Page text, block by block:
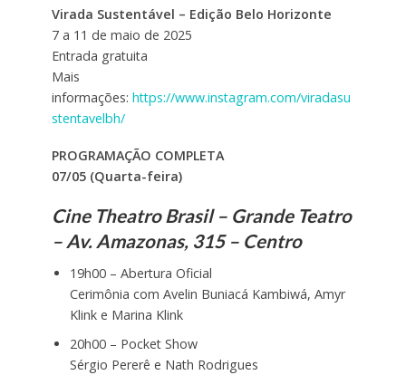
Virada Sustentável – Edição Belo Horizonte
7 a 11 de maio de 2025
Entrada gratuita
Mais
informações: https://www.instagram.com/viradasu
stentavelbh/
PROGRAMAÇÃO COMPLETA
07/05 (Quarta-feira)
Cine Theatro Brasil – Grande Teatro
– Av. Amazonas, 315 – Centro
19h00 – Abertura Oficial
Cerimônia com Avelin Buniacá Kambiwá, Amyr
Klink e Marina Klink
20h00 – Pocket Show
Sérgio Pererê e Nath Rodrigues